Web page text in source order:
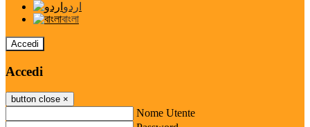
اردو
বাংলা
Accedi
Accedi
button close ×
Nome Utente